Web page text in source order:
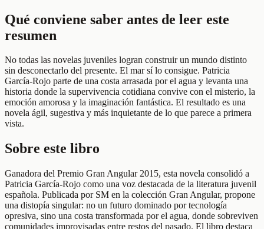
Qué conviene saber antes de leer este
resumen
No todas las novelas juveniles logran construir un mundo distinto
sin desconectarlo del presente. El mar sí lo consigue. Patricia
García-Rojo parte de una costa arrasada por el agua y levanta una
historia donde la supervivencia cotidiana convive con el misterio, la
emoción amorosa y la imaginación fantástica. El resultado es una
novela ágil, sugestiva y más inquietante de lo que parece a primera
vista.
Sobre este libro
Ganadora del Premio Gran Angular 2015, esta novela consolidó a
Patricia García-Rojo como una voz destacada de la literatura juvenil
española. Publicada por SM en la colección Gran Angular, propone
una distopía singular: no un futuro dominado por tecnología
opresiva, sino una costa transformada por el agua, donde sobreviven
comunidades improvisadas entre restos del pasado. El libro destaca